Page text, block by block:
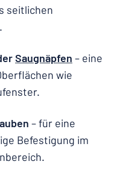
seitlichen
Saugnäpfen – eine
wie
– für eine
Befestigung im